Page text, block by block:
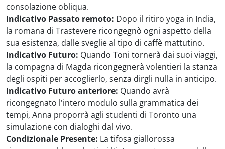
consolazione obliqua.
Indicativo Passato remoto: Dopo il ritiro yoga in India,
la romana di Trastevere ricongegnò ogni aspetto della
sua esistenza, dalle sveglie al tipo di caffè mattutino.
Indicativo Futuro: Quando Toni tornerà dai suoi viaggi,
la compagna di Magda ricongegnerà volentieri la stanza
degli ospiti per accoglierlo, senza dirgli nulla in anticipo.
Indicativo Futuro anteriore: Quando avrà
ricongegnato l'intero modulo sulla grammatica dei
tempi, Anna proporrà agli studenti di Toronto una
simulazione con dialoghi dal vivo.
Condizionale Presente: La tifosa giallorossa